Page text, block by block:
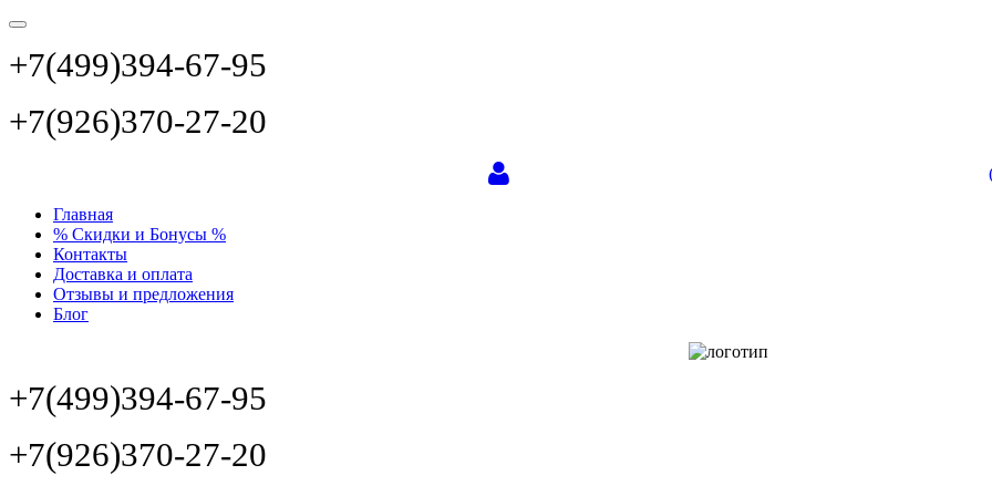
+7(499)394-67-95
+7(926)370-27-20
Главная
% Скидки и Бонусы %
Контакты
Доставка и оплата
Отзывы и предложения
Блог
+7(499)394-67-95
+7(926)370-27-20